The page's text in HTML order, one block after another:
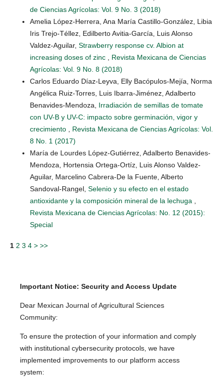
de Ciencias Agrícolas: Vol. 9 No. 3 (2018)
Amelia López-Herrera, Ana María Castillo-González, Libia
Iris Trejo-Téllez, Edilberto Avitia-García, Luis Alonso
Valdez-Aguilar, Strawberry response cv. Albion at
increasing doses of zinc
Revista Mexicana de Ciencias
Agrícolas: Vol. 9 No. 8 (2018)
Carlos Eduardo Díaz-Leyva, Elly Bacópulos-Mejía, Norma
Angélica Ruiz-Torres, Luis Ibarra-Jiménez, Adalberto
Benavides-Mendoza, Irradiación de semillas de tomate
con UV-B y UV-C: impacto sobre germinación, vigor y
crecimiento
Revista Mexicana de Ciencias Agrícolas: Vol.
8 No. 1 (2017)
María de Lourdes López-Gutiérrez, Adalberto Benavides-
Mendoza, Hortensia Ortega-Ortíz, Luis Alonso Valdez-
Aguilar, Marcelino Cabrera-De la Fuente, Alberto
Sandoval-Rangel, Selenio y su efecto en el estado
antioxidante y la composición mineral de la lechuga
Revista Mexicana de Ciencias Agrícolas: No. 12 (2015):
Special
1 2 3 4 > >>
Important Notice: Security and Access Update
Dear Mexican Journal of Agricultural Sciences
Community:
To ensure the protection of your information and comply
with institutional cybersecurity protocols, we have
implemented improvements to our platform access
system: